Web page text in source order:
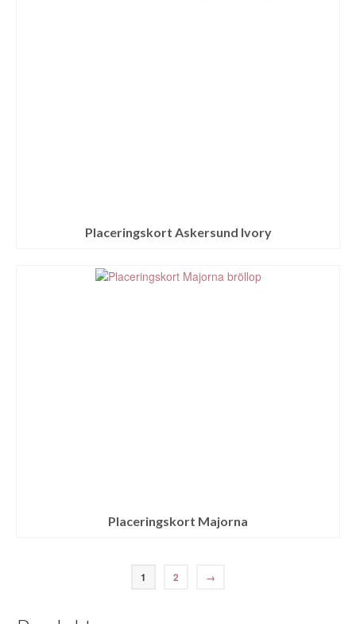
Placeringskort Askersund Ivory
Placeringskort Majorna
1 2 →